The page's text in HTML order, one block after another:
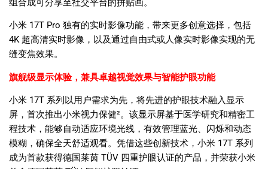
组合成可分享至社交平台的拼贴画。
小米 17T Pro 独有的实时影像功能，带来更多创意选择，包括
4K 超高清实时影像，以及通过自由式或人像实时影像实现的无
缝变焦效果。
旗舰级显示体验，兼具卓越视觉效果与智能护眼功能
小米 17T 系列以用户需求为先，将先进的护眼技术融入显示
屏，首次推出小米视力保健²。该显示屏基于医学研究和精密工
程技术，能够自动适应环境光线，有效管理蓝光、闪烁和动态
模糊，确保全天舒适观看。凭借这些创新技术，小米 17T 系列
成为首款获得德国莱茵 TÜV 四重护眼认证的产品，并荣获小米